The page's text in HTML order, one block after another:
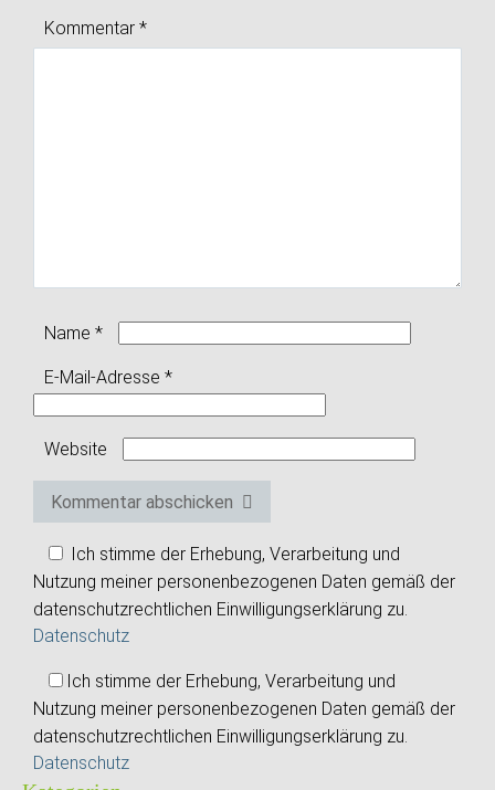
Kommentar *
Name *
E-Mail-Adresse *
Website
Kommentar abschicken
Ich stimme der Erhebung, Verarbeitung und
Nutzung meiner personenbezogenen Daten gemäß der
datenschutzrechtlichen Einwilligungserklärung zu.
Datenschutz
Ich stimme der Erhebung, Verarbeitung und
Nutzung meiner personenbezogenen Daten gemäß der
datenschutzrechtlichen Einwilligungserklärung zu.
Datenschutz